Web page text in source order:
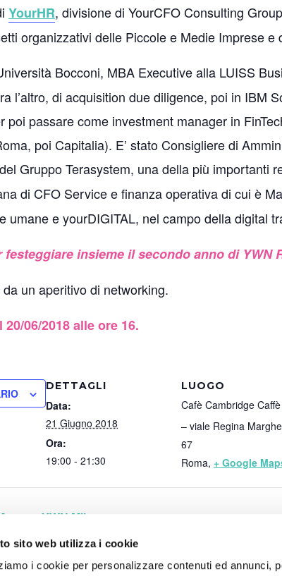
sito web utilizza i cookie
i cookie per personalizzare contenuti ed annunci,
YourHR, divisione di YourCFO Consulting
organizzativi delle Piccole e Medie Imprese
Bocconi, MBA Executive alla LUISS
l’altro, di acquisition due diligence, poi in IBM
poi passare come investment manager in
poi Capitalia). E’ stato Consigliere di
Gruppo Terasystem, una della più importanti
di CFO Service e finanza operativa di cui è
umane e yourDIGITAL, nel campo della digital
festeggiare insieme il secondo anno di YWN
un aperitivo di networking.
06/2018 alle ore 16.
DETTAGLI
Data:
21 Giugno 2018
Ora:
19:00 - 21:30
LUOGO
Cafè Cambridge Caffè
– viale Regina
67
Roma, + Google
– YWN Milano